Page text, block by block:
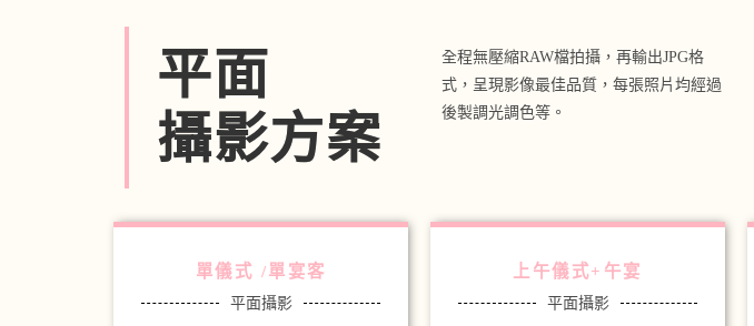
平面
攝影方案
全程無壓縮RAW檔拍攝，再輸出JPG格
式 ，呈現影像最佳品質 ，每張照片均經過
後製調光調色等。
單儀式 /單宴客
平面攝影
上午儀式+午宴
平面攝影